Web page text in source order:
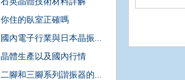
你住的臥室正確嗎
國內電子行業與日本晶振...
晶體生產以及國內行情
二腳和三腳系列諧振器的...